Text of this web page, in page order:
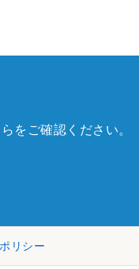
をご確認ください。
リシー